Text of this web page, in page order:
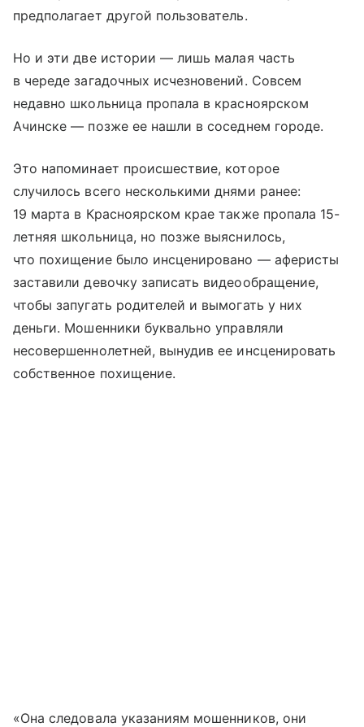
предполагает другой пользователь.
Но и эти две истории — лишь малая часть
в череде загадочных исчезновений. Совсем
недавно школьница пропала в красноярском
Ачинске — позже ее нашли в соседнем городе.
Это напоминает происшествие, которое
случилось всего несколькими днями ранее:
19 марта в Красноярском крае также пропала 15-
летняя школьница, но позже выяснилось,
что похищение было инсценировано — аферисты
заставили девочку записать видеообращение,
чтобы запугать родителей и вымогать у них
деньги. Мошенники буквально управляли
несовершеннолетней, вынудив ее инсценировать
собственное похищение.
«Она следовала указаниям мошенников, они